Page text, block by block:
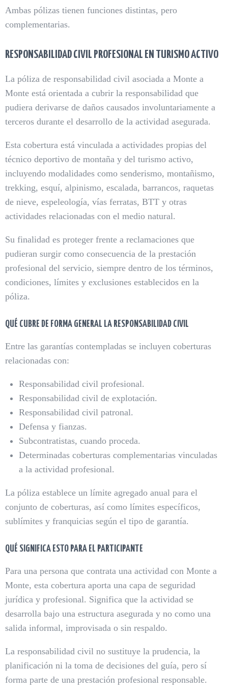
Ambas pólizas tienen funciones distintas, pero
complementarias.
RESPONSABILIDAD CIVIL PROFESIONAL EN TURISMO ACTIVO
La póliza de responsabilidad civil asociada a Monte a
Monte está orientada a cubrir la responsabilidad que
pudiera derivarse de daños causados involuntariamente a
terceros durante el desarrollo de la actividad asegurada.
Esta cobertura está vinculada a actividades propias del
técnico deportivo de montaña y del turismo activo,
incluyendo modalidades como senderismo, montañismo,
trekking, esquí, alpinismo, escalada, barrancos, raquetas
de nieve, espeleología, vías ferratas, BTT y otras
actividades relacionadas con el medio natural.
Su finalidad es proteger frente a reclamaciones que
pudieran surgir como consecuencia de la prestación
profesional del servicio, siempre dentro de los términos,
condiciones, límites y exclusiones establecidos en la
póliza.
QUÉ CUBRE DE FORMA GENERAL LA RESPONSABILIDAD CIVIL
Entre las garantías contempladas se incluyen coberturas
relacionadas con:
Responsabilidad civil profesional.
Responsabilidad civil de explotación.
Responsabilidad civil patronal.
Defensa y fianzas.
Subcontratistas, cuando proceda.
Determinadas coberturas complementarias vinculadas
a la actividad profesional.
La póliza establece un límite agregado anual para el
conjunto de coberturas, así como límites específicos,
sublímites y franquicias según el tipo de garantía.
QUÉ SIGNIFICA ESTO PARA EL PARTICIPANTE
Para una persona que contrata una actividad con Monte a
Monte, esta cobertura aporta una capa de seguridad
jurídica y profesional. Significa que la actividad se
desarrolla bajo una estructura asegurada y no como una
salida informal, improvisada o sin respaldo.
La responsabilidad civil no sustituye la prudencia, la
planificación ni la toma de decisiones del guía, pero sí
forma parte de una prestación profesional responsable.